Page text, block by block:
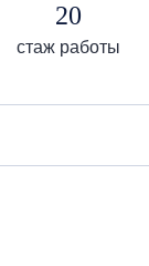
20
стаж работы